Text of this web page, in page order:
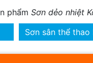
phẩm Sơn dẻo nhiệt
Sơn sân thể